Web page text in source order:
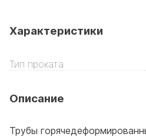
Характеристики
Тип проката
Описание
Трубы